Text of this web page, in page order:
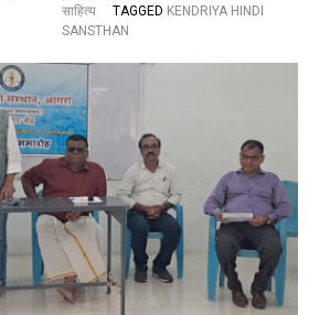
साहित्य
TAGGED KENDRIYA HINDI
SANSTHAN